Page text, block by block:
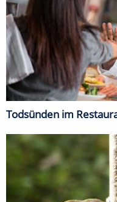
Todsünden im